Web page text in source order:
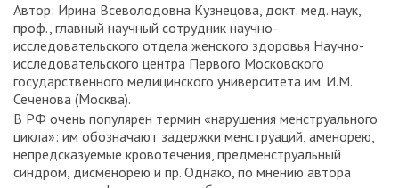
Автор: Ирина Всеволодовна Кузнецова, докт. мед. наук,
проф., главный научный сотрудник научно-
исследовательского отдела женского здоровья Научно-
исследовательского центра Первого Московского
государственного медицинского университета им. И.М.
Сеченова (Москва).
В РФ очень популярен термин «нарушения менструального
цикла»: им обозначают задержки менструаций, аменорею,
непредсказуемые кровотечения, предменструальный
синдром, дисменорею и пр. Однако, по мнению автора